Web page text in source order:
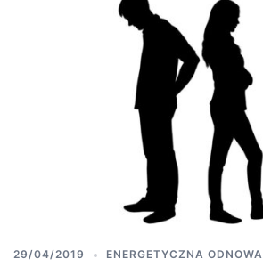
29/04/2019 ENERGETYCZNA ODNOWA